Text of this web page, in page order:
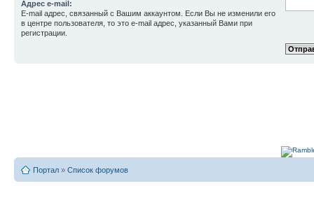
Адрес e-mail:
E-mail адрес, связанный с Вашим аккаунтом. Если Вы не изменили его
в центре пользователя, то это e-mail адрес, указанный Вами при
регистрации.
Портал » Список форумов